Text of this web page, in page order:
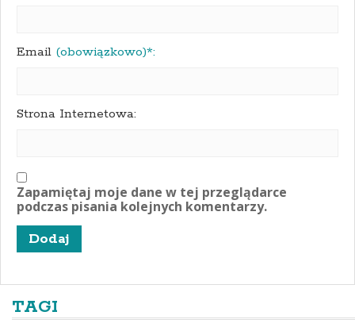
Email (obowiązkowo)*:
Strona Internetowa:
Zapamiętaj moje dane w tej przeglądarce
podczas pisania kolejnych komentarzy.
TAGI